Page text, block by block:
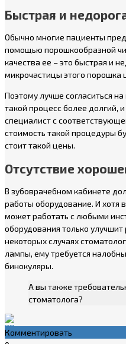
Быстрая и
Обычно многие пациенты
помощью порошкообразной
качества ее – это быстрая и
микрочастицы этого порошка
Поэтому лучше согласиться
такой процесс более долгий,
специалист с
стоимость такой процедуры
стоит такой цены.
Отсутствие
В зубоврачебном кабинете
работы оборудование. И хотя
может работать с любыми
оборудования только улучшит
некоторых случаях
лампы, ему требуется
бинокуляры.
А вы также
стоматолога?
Комментировать